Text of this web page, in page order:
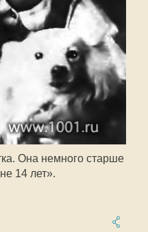
Она немного старше
14 лет».